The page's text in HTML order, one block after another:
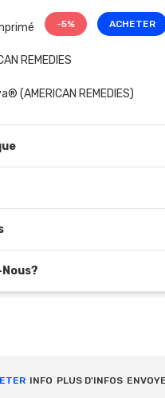
-5% ACHETER
REMEDIES
(AMERICAN REMEDIES)
INFO PLUS D'INFOS